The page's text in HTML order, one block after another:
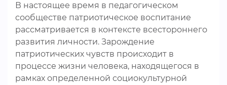
В настоящее время в педагогическом
сообществе патриотическое воспитание
рассматривается в контексте всестороннего
развития личности. Зарождение
патриотических чувств происходит в
процессе жизни человека, находящегося в
рамках определенной социокультурной